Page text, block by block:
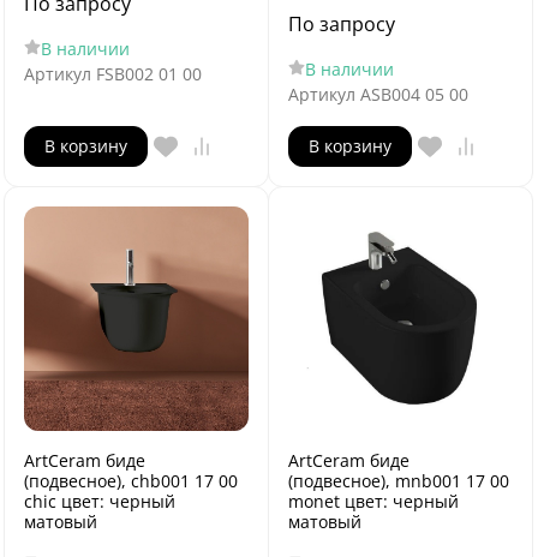
В наличии
Артикул FSB002 01 00
В корзину
По запросу
В наличии
Артикул ASB004 05 00
В корзину
ArtCeram биде
(подвесное), chb001 17 00
chic цвет: черный
матовый
ArtCeram биде
(подвесное), mnb001 17 00
monet цвет: черный
матовый